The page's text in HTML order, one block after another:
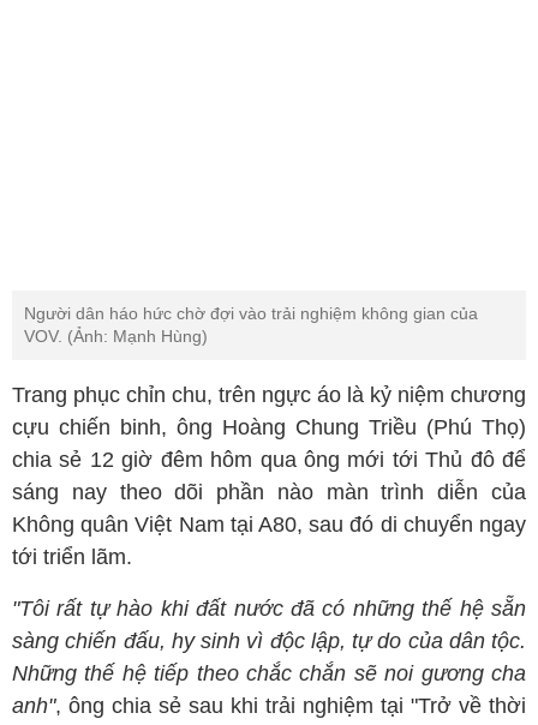
Người dân háo hức chờ đợi vào trải nghiệm không gian của
VOV. (Ảnh: Mạnh Hùng)
Trang phục chỉn chu, trên ngực áo là kỷ niệm chương
cựu chiến binh, ông Hoàng Chung Triều (Phú Thọ)
chia sẻ 12 giờ đêm hôm qua ông mới tới Thủ đô để
sáng nay theo dõi phần nào màn trình diễn của
Không quân Việt Nam tại A80, sau đó di chuyển ngay
tới triển lãm.
"Tôi rất tự hào khi đất nước đã có những thế hệ sẵn
sàng chiến đấu, hy sinh vì độc lập, tự do của dân tộc.
Những thế hệ tiếp theo chắc chắn sẽ noi gương cha
anh", ông chia sẻ sau khi trải nghiệm tại "Trở về thời